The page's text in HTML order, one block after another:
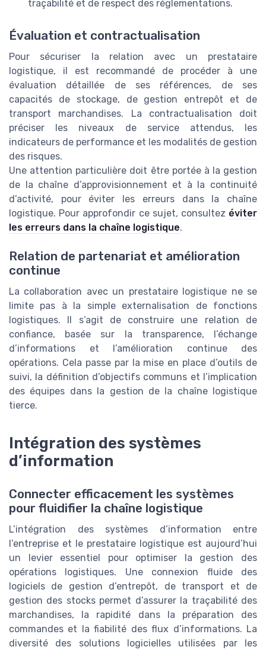
traçabilité et de respect des réglementations.
Évaluation et contractualisation
Pour sécuriser la relation avec un prestataire
logistique, il est recommandé de procéder à une
évaluation détaillée de ses références, de ses
capacités de stockage, de gestion entrepôt et de
transport marchandises. La contractualisation doit
préciser les niveaux de service attendus, les
indicateurs de performance et les modalités de gestion
des risques.
Une attention particulière doit être portée à la gestion
de la chaîne d’approvisionnement et à la continuité
d’activité, pour éviter les erreurs dans la chaîne
logistique. Pour approfondir ce sujet, consultez éviter
les erreurs dans la chaîne logistique.
Relation de partenariat et amélioration
continue
La collaboration avec un prestataire logistique ne se
limite pas à la simple externalisation de fonctions
logistiques. Il s’agit de construire une relation de
confiance, basée sur la transparence, l’échange
d’informations et l’amélioration continue des
opérations. Cela passe par la mise en place d’outils de
suivi, la définition d’objectifs communs et l’implication
des équipes dans la gestion de la chaîne logistique
tierce.
Intégration des systèmes
d’information
Connecter efficacement les systèmes
pour fluidifier la chaîne logistique
L’intégration des systèmes d’information entre
l’entreprise et le prestataire logistique est aujourd’hui
un levier essentiel pour optimiser la gestion des
opérations logistiques. Une connexion fluide des
logiciels de gestion d’entrepôt, de transport et de
gestion des stocks permet d’assurer la traçabilité des
marchandises, la rapidité dans la préparation des
commandes et la fiabilité des flux d’informations. La
diversité des solutions logicielles utilisées par les